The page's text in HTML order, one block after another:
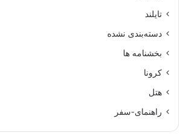
تایلند
دسته‌بندی نشده
بخشنامه ها
کرونا
هتل
راهنمای-سفر